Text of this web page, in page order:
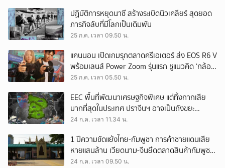
ปฏิบัติการหยุดนาซี สร้างระเบิดนิวเคลียร์ สุดยอด
ภารกิจลับที่มีโลกเป็นเดิมพัน
25 ก.ค. เวลา 09.50 น.
แคนนอน เปิดเกมรุกตลาดครีเอเตอร์ ส่ง EOS R6 V
พร้อมเลนส์ Power Zoom รุ่นแรก ชูแนวคิด ‘กล้อง
เดียว เอา(ทุก)เรื่อง’
25 ก.ค. เวลา 05.50 น.
EEC พื้นที่พัฒนาเศรษฐกิจพิเศษ แต่ทิ้งกากเสีย
มากที่สุดในประเทศ ปราจีนฯ อาจเป็นถังขยะ
อุตสาหกรรมใบใหม่?
24 ก.ค. เวลา 11.34 น.
1 ปีความขัดแย้งไทย-กัมพูชา การค้าชายแดนเสีย
หายแสนล้าน เวียดนาม-จีนยึดตลาดสินค้ากัมพูชา
ทดแทนสินค้าไทย
24 ก.ค. เวลา 09.50 น.